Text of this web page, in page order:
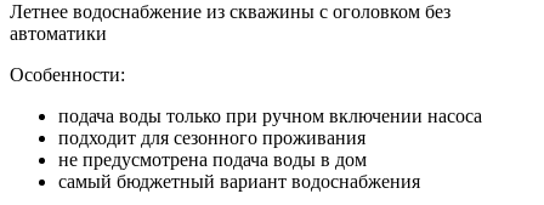
Летнее водоснабжение из скважины с оголовком без
автоматики
Особенности:
подача воды только при ручном включении насоса
подходит для сезонного проживания
не предусмотрена подача воды в дом
самый бюджетный вариант водоснабжения